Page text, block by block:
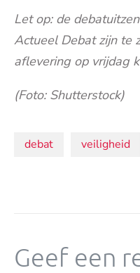
Let op: de
Actueel Debat zijn te
aflevering op vrijdag
(Foto: Shutterstock)
debat veiligheid
Geef een